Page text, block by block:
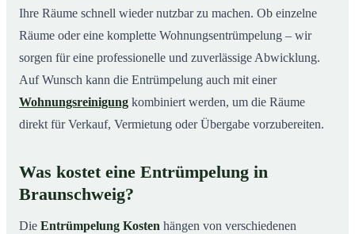
Ihre Räume schnell wieder nutzbar zu machen. Ob einzelne
Räume oder eine komplette Wohnungsentrümpelung – wir
sorgen für eine professionelle und zuverlässige Abwicklung.
Auf Wunsch kann die Entrümpelung auch mit einer
Wohnungsreinigung kombiniert werden, um die Räume
direkt für Verkauf, Vermietung oder Übergabe vorzubereiten.
Was kostet eine Entrümpelung in
Braunschweig?
Die Entrümpelung Kosten hängen von verschiedenen